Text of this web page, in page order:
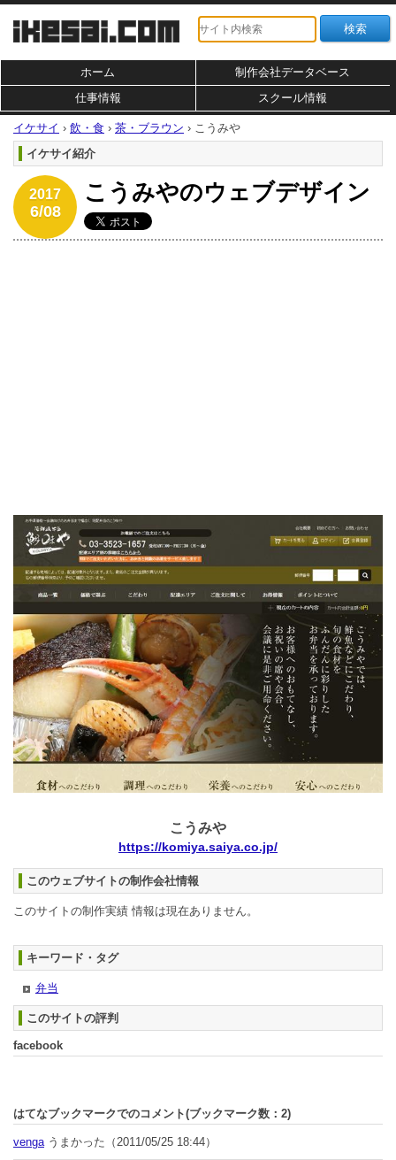
ホーム
制作会社データベース
仕事情報
スクール情報
イケサイ › 飲・食 › 茶・ブラウン › こうみや
イケサイ紹介
2017
6/08
こうみやのウェブデザイン
こうみや
https://komiya.saiya.co.jp/
このウェブサイトの制作会社情報
このサイトの制作実績 情報は現在ありません。
キーワード・タグ
弁当
このサイトの評判
facebook
はてなブックマークでのコメント(ブックマーク数： 2)
vengaうまかった （2011/05/25 18:44）